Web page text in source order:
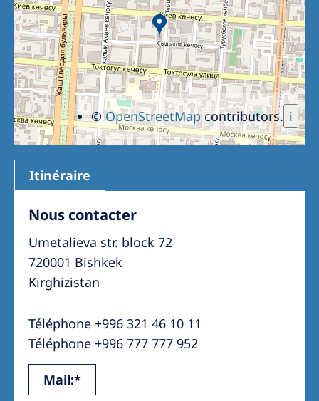
Serbia
Slovakia
Slovenia
Spain
Sweden
Switzerland
United Kingdom
Asia Pacific
Asia Pacific
Australia
Philippines
North America
United States of America
i
©OpenStreetMapcontributors.
Itinéraire
Nous contacter
Umetalieva str. block 72
720001 Bishkek
Kirghizistan
Téléphone +996 321 46 10 11
Téléphone +996 777 777 952
Mail:*